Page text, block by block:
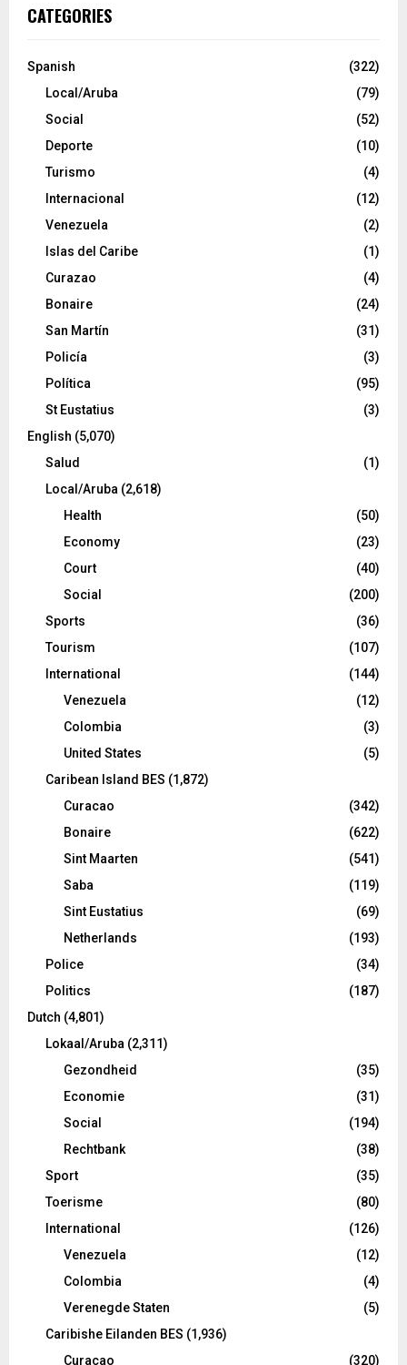
CATEGORIES
Spanish
(322)
Local/Aruba
(79)
Social
(52)
Deporte
(10)
Turismo
(4)
Internacional
(12)
Venezuela
(2)
Islas del Caribe
(1)
Curazao
(4)
Bonaire
(24)
San Martín
(31)
Policía
(3)
Política
(95)
St Eustatius
(3)
English (5,070)
Salud
(1)
Local/Aruba (2,618)
Health
(50)
Economy
(23)
Court
(40)
Social
(200)
Sports
(36)
Tourism
(107)
International
(144)
Venezuela
(12)
Colombia
(3)
United States
(5)
Caribean Island BES (1,872)
Curacao
(342)
Bonaire
(622)
Sint Maarten
(541)
Saba
(119)
Sint Eustatius
(69)
Netherlands
(193)
Police
(34)
Politics
(187)
Dutch (4,801)
Lokaal/Aruba (2,311)
Gezondheid
(35)
Economie
(31)
Social
(194)
Rechtbank
(38)
Sport
(35)
Toerisme
(80)
International
(126)
Venezuela
(12)
Colombia
(4)
Verenegde Staten
(5)
Caribishe Eilanden BES (1,936)
Curacao
(320)